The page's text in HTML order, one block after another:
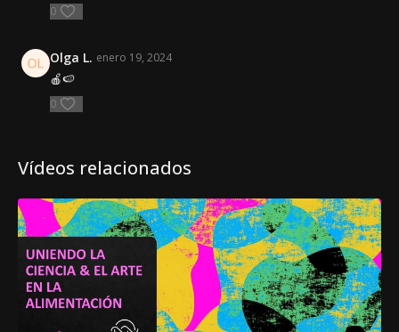
0
Olga L. enero 19, 2024
🍎🍉
0
Vídeos relacionados